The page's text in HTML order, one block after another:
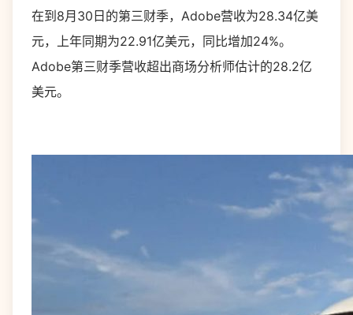
在到8月30日的第三财季，Adobe营收为28.34亿美
元，上年同期为22.91亿美元，同比增加24%。
Adobe第三财季营收超出商场分析师估计的28.2亿
美元。